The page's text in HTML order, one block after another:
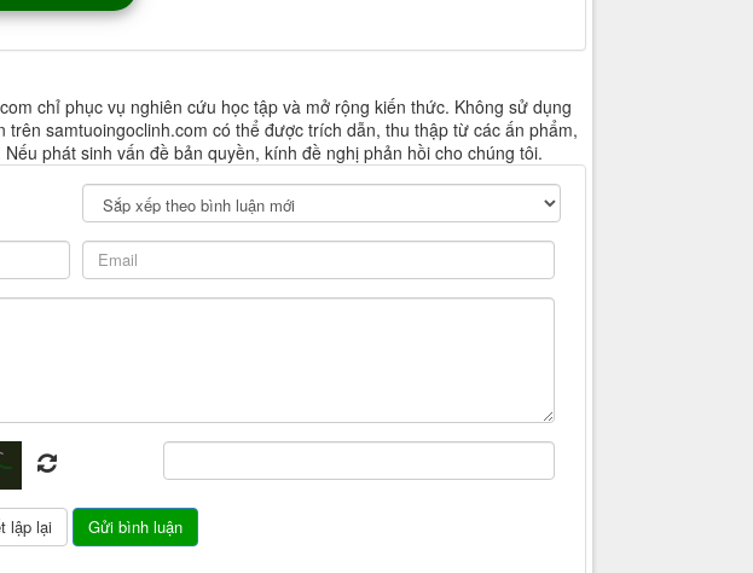
chỉ phục vụ nghiên cứu học tập và mở rộng kiến thức. Không sử dụng
samtuoingoclinh.com có thể được trích dẫn, thu thập từ các ấn phẩm,
phát sinh vấn đề bản quyền, kính đề nghị phản hồi cho chúng tôi.